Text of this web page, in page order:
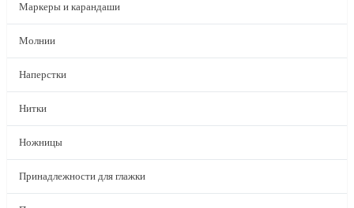
Маркеры и карандаши
Молнии
Наперстки
Нитки
Ножницы
Принадлежности для глажки